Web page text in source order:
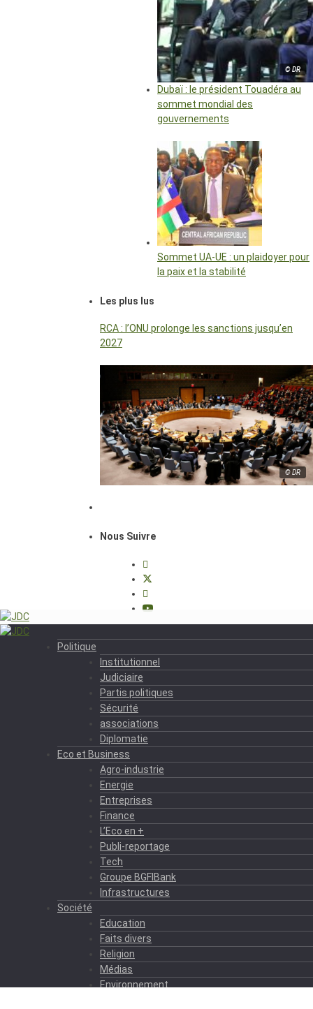
© DR
Dubaï : le président Touadéra au
sommet mondial des
gouvernements
Sommet UA-UE : un plaidoyer pour
la paix et la stabilité
Les plus lus
RCA : l’ONU prolonge les sanctions jusqu’en
2027
© DR
Nous Suivre
Politique
Institutionnel
Judiciaire
Partis politiques
Sécurité
associations
Diplomatie
Eco et Business
Agro-industrie
Energie
Entreprises
Finance
L’Eco en +
Publi-reportage
Tech
Groupe BGFIBank
Infrastructures
Société
Education
Faits divers
Religion
Médias
Environnement